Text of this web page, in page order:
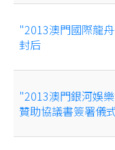
"2013澳門國際龍
封后
"2013澳門銀河娛
贊助協議書簽署儀